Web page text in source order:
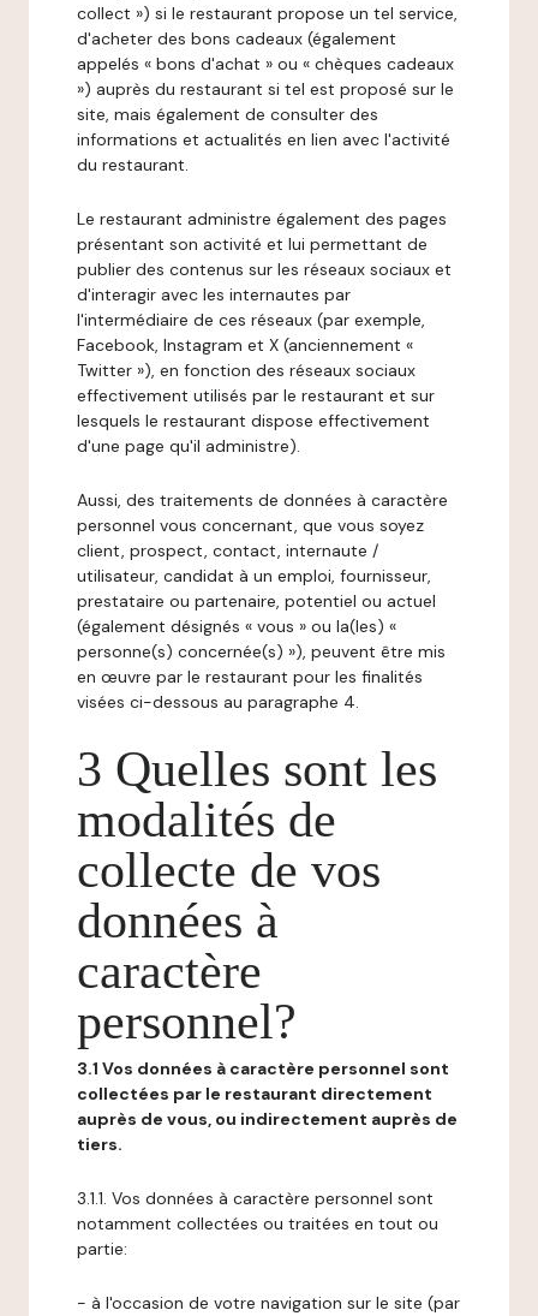
collect ») si le restaurant propose un tel service,
d'acheter des bons cadeaux (également
appelés « bons d'achat » ou « chèques cadeaux
») auprès du restaurant si tel est proposé sur le
site, mais également de consulter des
informations et actualités en lien avec l'activité
du restaurant.
Le restaurant administre également des pages
présentant son activité et lui permettant de
publier des contenus sur les réseaux sociaux et
d'interagir avec les internautes par
l'intermédiaire de ces réseaux (par exemple,
Facebook, Instagram et X (anciennement «
Twitter »), en fonction des réseaux sociaux
effectivement utilisés par le restaurant et sur
lesquels le restaurant dispose effectivement
d'une page qu'il administre).
Aussi, des traitements de données à caractère
personnel vous concernant, que vous soyez
client, prospect, contact, internaute /
utilisateur, candidat à un emploi, fournisseur,
prestataire ou partenaire, potentiel ou actuel
(également désignés « vous » ou la(les) «
personne(s) concernée(s) »), peuvent être mis
en œuvre par le restaurant pour les finalités
visées ci-dessous au paragraphe 4.
3 Quelles sont les
modalités de
collecte de vos
données à
caractère
personnel?
3.1 Vos données à caractère personnel sont
collectées par le restaurant directement
auprès de vous, ou indirectement auprès de
tiers.
3.1.1. Vos données à caractère personnel sont
notamment collectées ou traitées en tout ou
partie:
- à l'occasion de votre navigation sur le site (par